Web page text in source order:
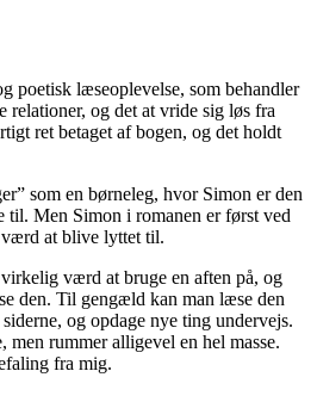
poetisk læseoplevelse, som behandler
relationer, og det at vride sig løs fra
ret betaget af bogen, og det holdt
som en børneleg, hvor Simon er den
til. Men Simon i romanen er først ved
værd at blive lyttet til.
værd at bruge en aften på, og
den. Til gengæld kan man læse den
og opdage nye ting undervejs.
rummer alligevel en hel masse.
fra mig.